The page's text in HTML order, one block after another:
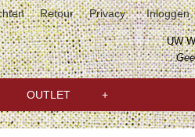
Retour Privacy Inloggen
UW
OUTLET +